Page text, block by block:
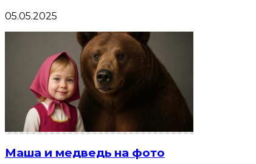
05.05.2025
Маша и медведь на фото